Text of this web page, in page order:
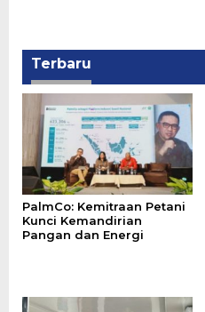
Terbaru
PalmCo: Kemitraan Petani
Kunci Kemandirian
Pangan dan Energi